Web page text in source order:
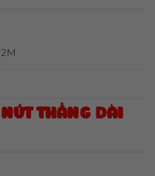
THẲNG DÀI